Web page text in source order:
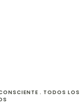
. TODOS LOS